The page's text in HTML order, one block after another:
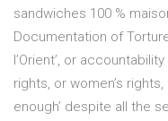
sandwiches 100 %
Documentation of
l’Orient’, or
rights, or women’s
enough’ despite all the